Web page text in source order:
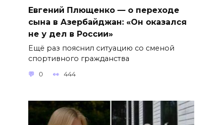
Евгений Плющенко — о переходе
сына в Азербайджан: «Он оказался
не у дел в России»
Ещё раз пояснил ситуацию со сменой
спортивного гражданства
0 444